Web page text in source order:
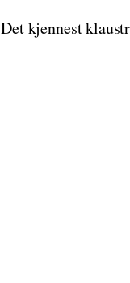
Det kjennest